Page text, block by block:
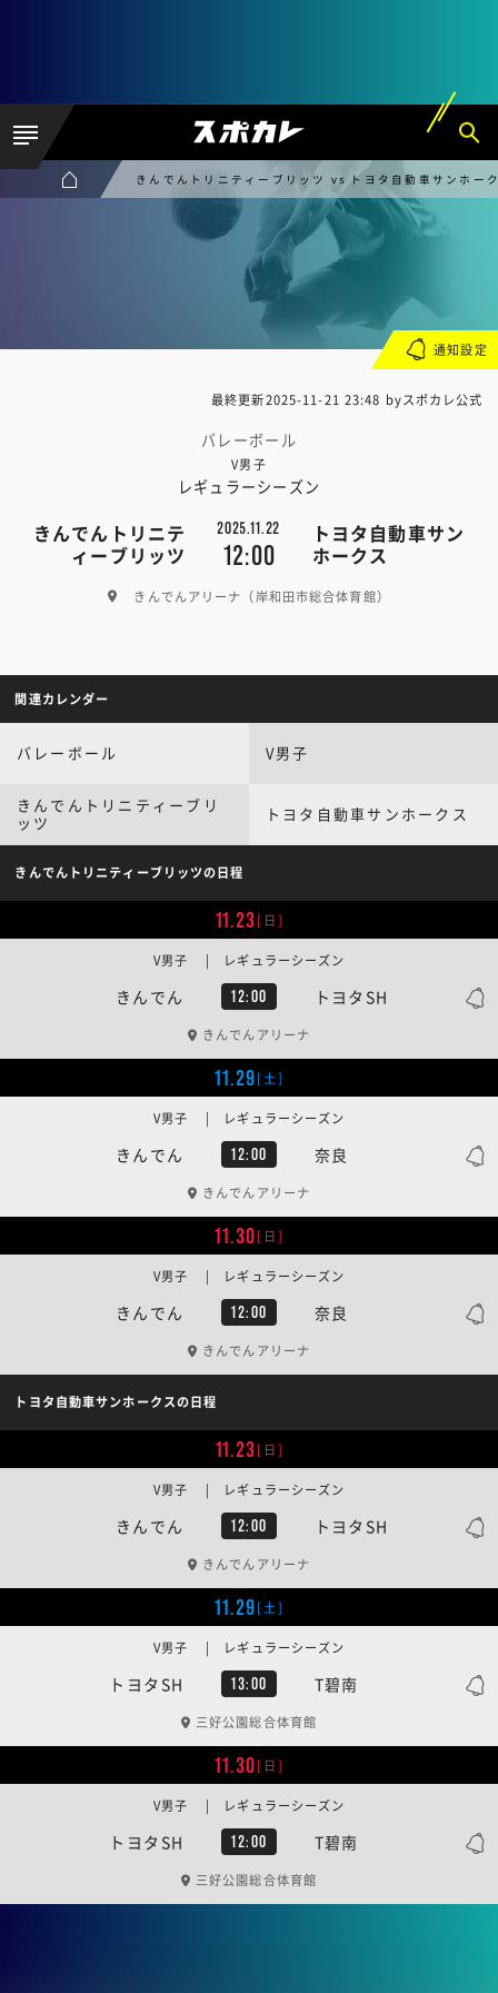
きんでんトリニティーブリッツ vs トヨタ自動車サンホー
最終更新2025-11-21 23:48 byスポカレ公式
バレーボール
V男子
レギュラーシーズン
きんでんトリニテ
ィーブリッツ
2025.11.22
12:00
トヨタ自動車サン
ホークス
きんでんアリーナ（岸和田市総合体育館）
通知設定
関連カレンダー
バレーボール V男子
きんでんトリニティーブリ
ッツ
トヨタ自動車サンホークス
きんでんトリニティーブリッツの日程
11.23[日]
きんでん 12:00 トヨタSH
V男子 | レギュラーシーズン
きんでんアリーナ
11.29[土]
きんでん 12:00 奈良
V男子 | レギュラーシーズン
きんでんアリーナ
11.30[日]
きんでん 12:00 奈良
V男子 | レギュラーシーズン
きんでんアリーナ
トヨタ自動車サンホークスの日程
11.23[日]
きんでん 12:00 トヨタSH
V男子 | レギュラーシーズン
きんでんアリーナ
11.29[土]
トヨタSH 13:00 T碧南
V男子 | レギュラーシーズン
三好公園総合体育館
11.30[日]
トヨタSH 12:00 T碧南
V男子 | レギュラーシーズン
三好公園総合体育館